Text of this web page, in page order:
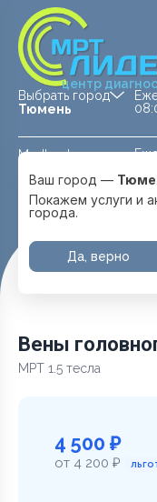
центр
Выбрать город
Тюмень
Medland —
Тюмень
Ваш город —
Покажем услуги и
города.
Да, верно
Главная Услуги и
Вены
МРТ 1.5 тесла
4 500 ₽
от 4 200 ₽